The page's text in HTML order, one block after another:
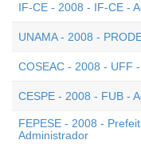
IF-CE - 2008 - IF-CE -
UNAMA - 2008 -
COSEAC - 2008 - UFF
CESPE - 2008 - FUB -
FEPESE - 2008 -
Administrador